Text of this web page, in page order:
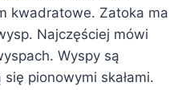
kwadratowe. Zatoka ma
Najczęściej mówi
Wyspy są
pionowymi skałami.